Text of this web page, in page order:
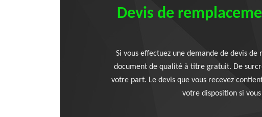
Devis de
Si vous effectuez une demande de devis
document de qualité à titre gratuit. De
votre part. Le devis que vous recevez
votre disposition si